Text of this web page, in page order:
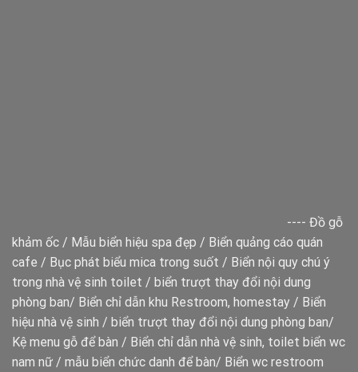
---- Đồ gỗ
khảm ốc / Mẫu biển hiệu spa đẹp / Biển quảng cáo quán
cafe / Bục phát biểu mica trong suốt / Biển nội quy chú ý
trong nhà vệ sinh toilet / biển trượt thay đổi nội dung
phòng ban/ Biển chỉ dẫn khu Restroom, homestay / Biển
hiệu nhà vệ sinh / biển trượt thay đổi nội dung phòng ban/
Kệ menu gỗ để bàn / Biển chỉ dẫn nhà vệ sinh, toilet biển wc
nam nữ / mẫu biển chức danh để bàn/ Biển wc restroom